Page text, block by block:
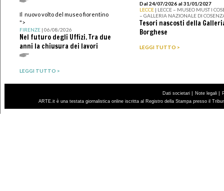
Il nuovo volto del museo fiorentino
">
FIRENZE| 06/08/2026
Nel futuro degli Uffizi. Tra due
anni la chiusura dei lavori
LEGGI TUTTO >
Dal 24/07/2026 al 31/01/2027
LECCE | LECCE – MUSEO MUST I
– GALLERIA NAZIONALE DI
Tesori nascosti della
Borghese
LEGGI TUTTO >
Dati societari | Note legali |
ARTE.it è una testata giornalistica online iscritta al Registro della Stampa presso il